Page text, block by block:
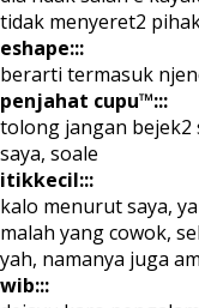
tidak menyeret2
eshape:::
berarti termasuk
penjahat cupu™:::
tolong jangan bejek2
saya, soale
itikkecil:::
kalo menurut saya,
malah yang cowok,
yah, namanya juga
wib:::